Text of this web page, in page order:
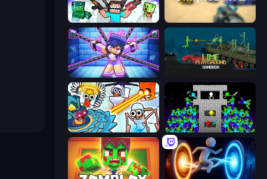
Mine Shooter 2: Noob vs Mobs
Mini Mine
Toilets Worms Shooter Stick Epic Fighter